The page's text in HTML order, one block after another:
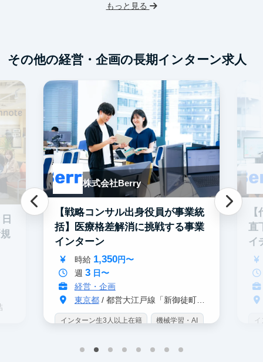
もっと見る
その他の経営・企画の長期インターン求人
株式会社Berry
【戦略コンサル出身役員が事業統
括】医療格差解消に挑戦する事業
インターン
時給 1,350円〜
週 3日〜
経営・企画
東京都/ 都営大江戸線「新御徒町駅」 A4出口 徒歩3分
インターン生3人以上在籍 機械学習・AI
直
イ
ン